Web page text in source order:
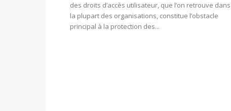
des droits d’accès utilisateur, que l’on retrouve dans
la plupart des organisations, constitue l’obstacle
principal à la protection des...